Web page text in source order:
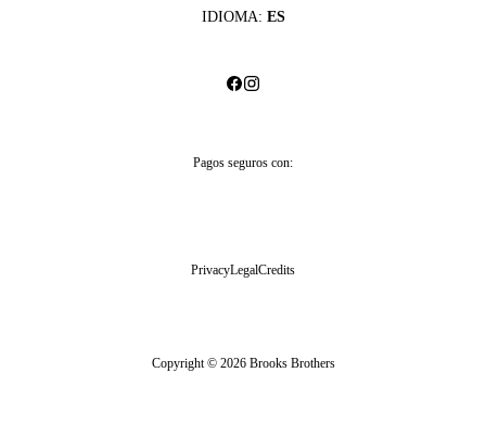
IDIOMA: ES
Pagos seguros con:
PrivacyLegalCredits
Copyright © 2026 Brooks Brothers